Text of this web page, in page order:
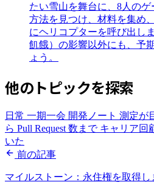
たい雪山を舞台に、8人の
方法を見つけ、材料を集め
にヘリコプターを呼び出し
飢餓）の影響以外にも、予
ょう。
他のトピックを探索
日常 一期一会 開発ノート 測定が
ら Pull Request 数まで キャリア回
いた
前の記事
マイルストーン：永住権を取得し